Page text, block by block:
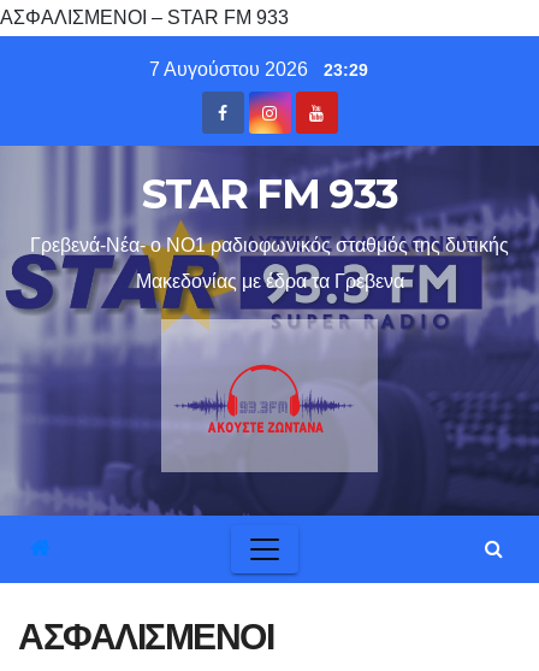
ΑΣΦΑΛΙΣΜΕΝΟΙ – STAR FM 933
7 Αυγούστου 2026 23:29
STAR FM 933
Γρεβενά-Νέα- ο ΝΟ1 ραδιοφωνικός σταθμός της δυτικής
Μακεδονίας με έδρα τα Γρεβενα
ΑΣΦΑΛΙΣΜΕΝΟΙ